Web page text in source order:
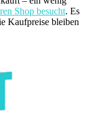
Shop besucht. Es
Kaufpreise bleiben